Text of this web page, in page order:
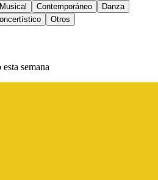
Musical Contemporáneo
Danza
Otros
semana